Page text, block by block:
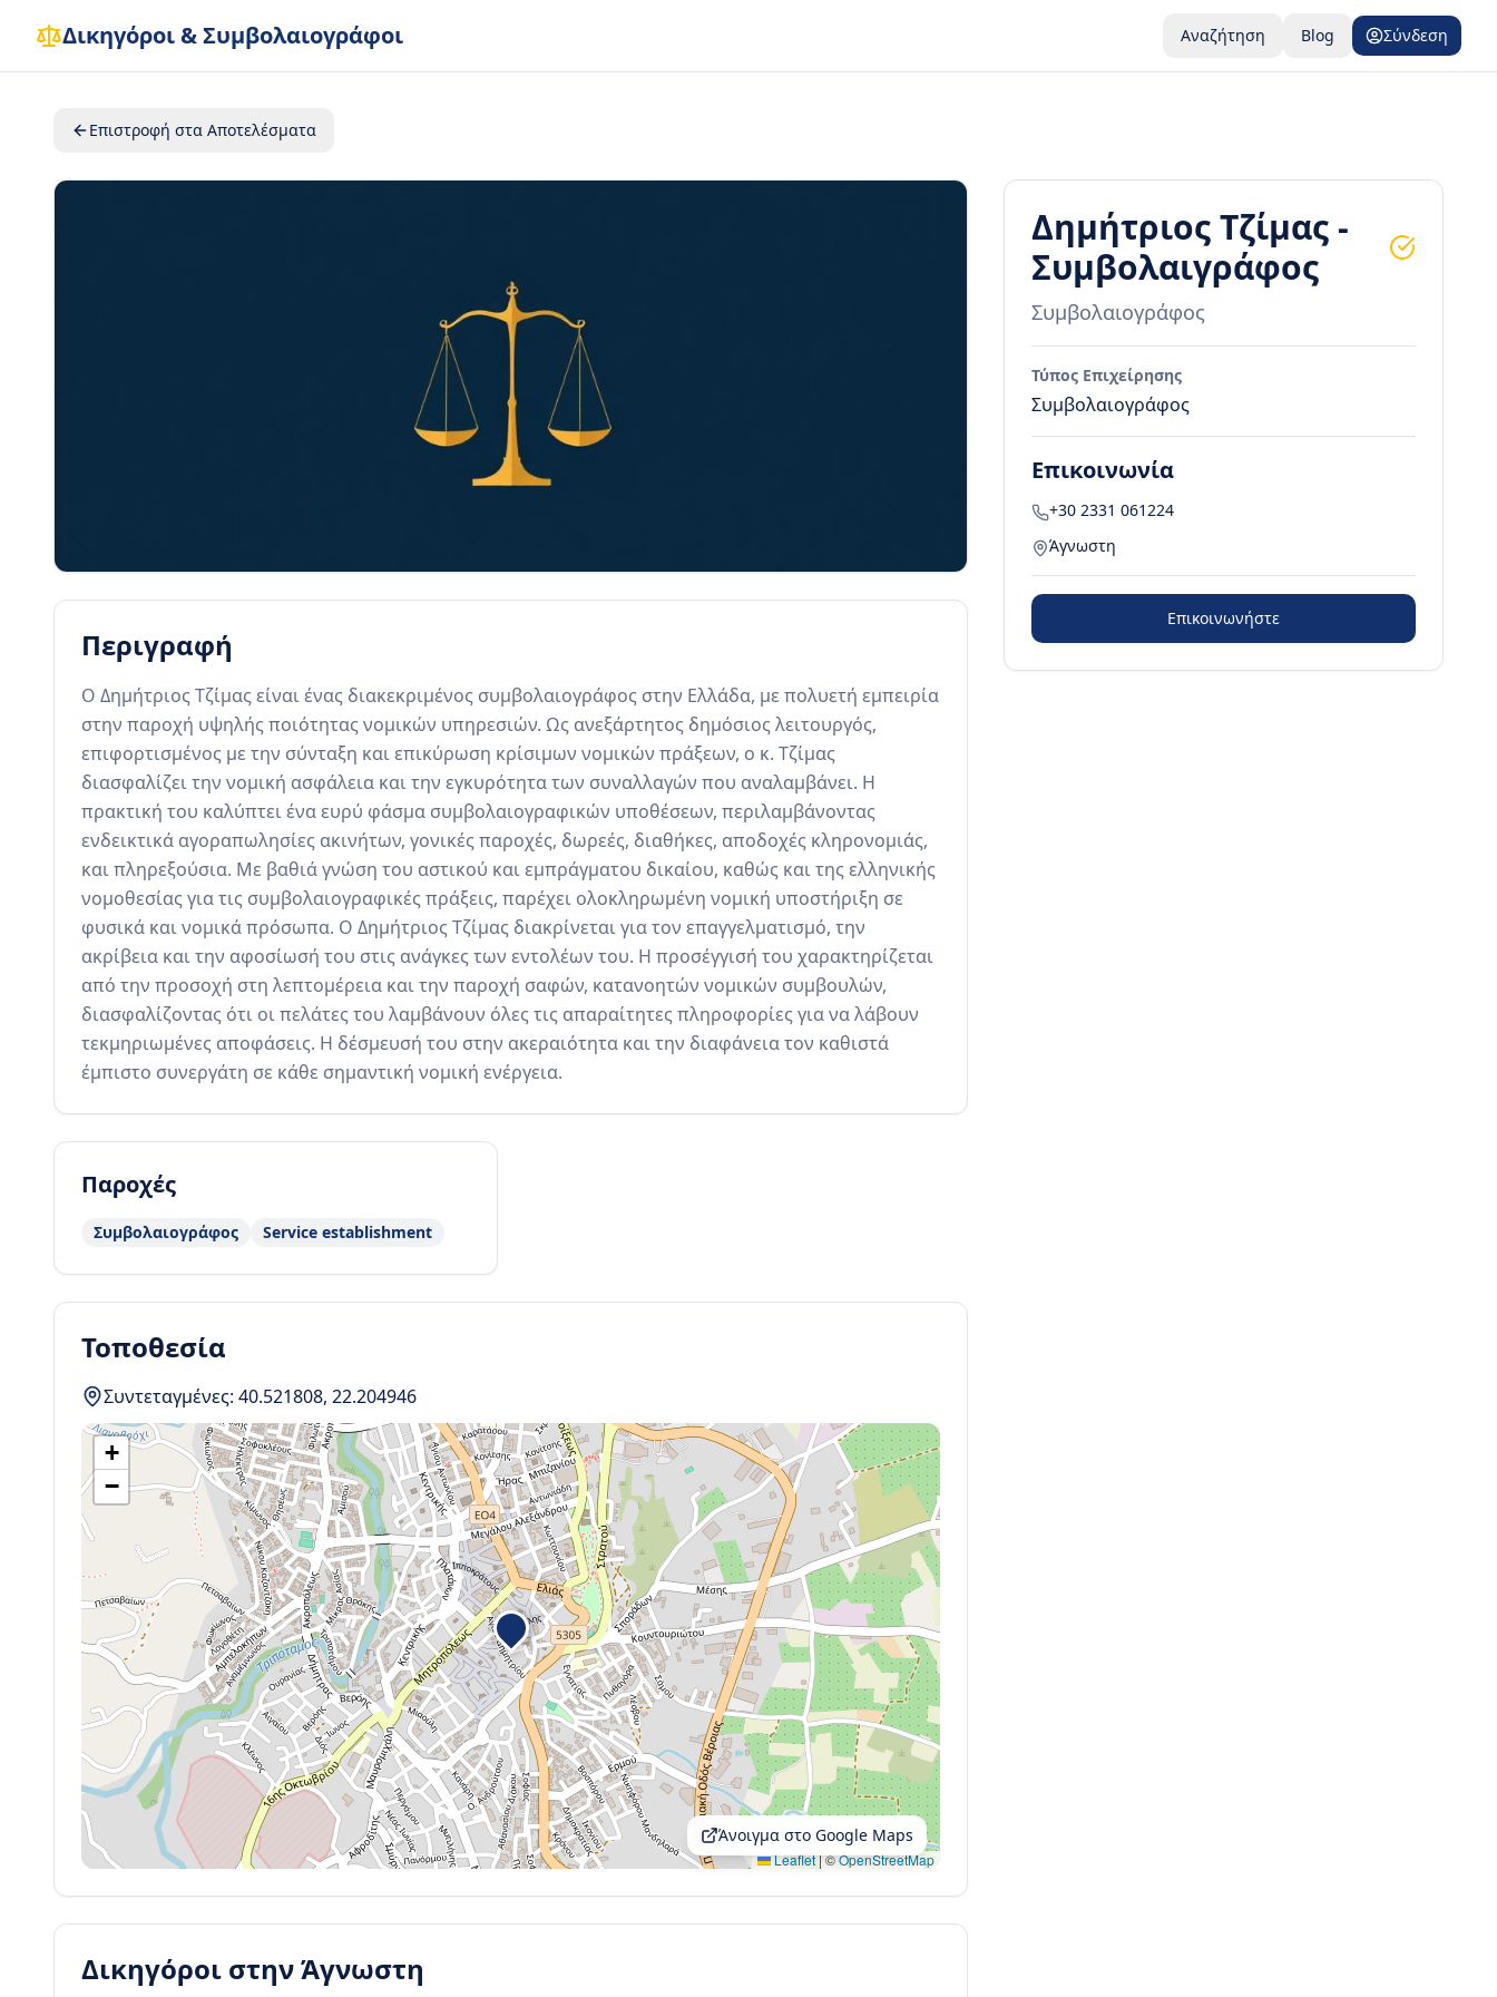
Δικηγόροι & Συμβολαιογράφοι Αναζήτηση Blog Σύνδεση
Επιστροφή στα Αποτελέσματα
Περιγραφή
Ο Δημήτριος Τζίμας είναι ένας διακεκριμένος συμβολαιογράφος στην Ελλάδα, με πολυετή εμπειρία
στην παροχή υψηλής ποιότητας νομικών υπηρεσιών. Ως ανεξάρτητος δημόσιος λειτουργός,
επιφορτισμένος με την σύνταξη και επικύρωση κρίσιμων νομικών πράξεων, ο κ. Τζίμας
διασφαλίζει την νομική ασφάλεια και την εγκυρότητα των συναλλαγών που αναλαμβάνει. Η
πρακτική του καλύπτει ένα ευρύ φάσμα συμβολαιογραφικών υποθέσεων, περιλαμβάνοντας
ενδεικτικά αγοραπωλησίες ακινήτων, γονικές παροχές, δωρεές, διαθήκες, αποδοχές κληρονομιάς,
και πληρεξούσια. Με βαθιά γνώση του αστικού και εμπράγματου δικαίου, καθώς και της ελληνικής
νομοθεσίας για τις συμβολαιογραφικές πράξεις, παρέχει ολοκληρωμένη νομική υποστήριξη σε
φυσικά και νομικά πρόσωπα. Ο Δημήτριος Τζίμας διακρίνεται για τον επαγγελματισμό, την
ακρίβεια και την αφοσίωσή του στις ανάγκες των εντολέων του. Η προσέγγισή του χαρακτηρίζεται
από την προσοχή στη λεπτομέρεια και την παροχή σαφών, κατανοητών νομικών συμβουλών,
διασφαλίζοντας ότι οι πελάτες του λαμβάνουν όλες τις απαραίτητες πληροφορίες για να λάβουν
τεκμηριωμένες αποφάσεις. Η δέσμευσή του στην ακεραιότητα και την διαφάνεια τον καθιστά
έμπιστο συνεργάτη σε κάθε σημαντική νομική ενέργεια.
Παροχές
Συμβολαιογράφος Service establishment
Τοποθεσία
Συντεταγμένες: 40.521808, 22.204946
+
−
Leaflet|©OpenStreetMap
Άνοιγμα στο Google Maps
Δικηγόροι στηνΆγνωστη
Δημήτριος Τζίμας -
Συμβολαιγράφος
Συμβολαιογράφος
Τύπος Επιχείρησης
Συμβολαιογράφος
Επικοινωνία
+30 2331 061224
Άγνωστη
Επικοινωνήστε